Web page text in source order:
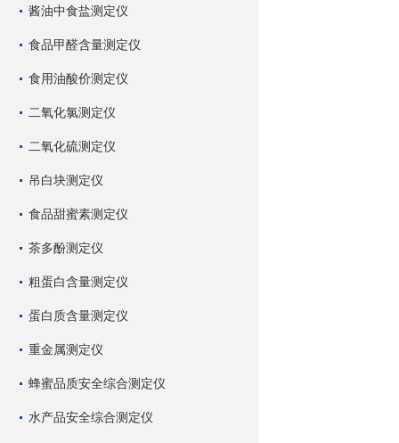
酱油中食盐测定仪
食品甲醛含量测定仪
食用油酸价测定仪
二氧化氯测定仪
二氧化硫测定仪
吊白块测定仪
食品甜蜜素测定仪
茶多酚测定仪
粗蛋白含量测定仪
蛋白质含量测定仪
重金属测定仪
蜂蜜品质安全综合测定仪
水产品安全综合测定仪